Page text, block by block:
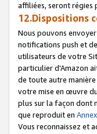
affiliées, seront régies
12.Dispositions
Nous pouvons
notifications push et
utilisateurs de votre
particulier d'Amazon
de toute autre
votre mise en œuvre
plus sur la façon dont
que reproduit en
Vous reconnaissez et